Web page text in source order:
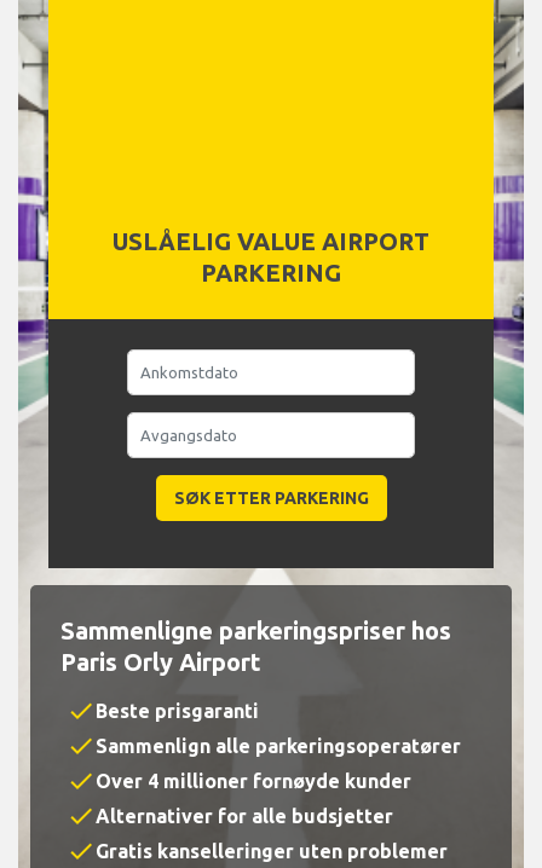
USLÅELIG VALUE AIRPORT
PARKERING
Sammenligne parkeringspriser hos
Paris Orly Airport
check Beste prisgaranti
check Sammenlign alle parkeringsoperatører
check Over 4 millioner fornøyde kunder
checkAlternativer for alle budsjetter
check Gratis kanselleringer uten problemer